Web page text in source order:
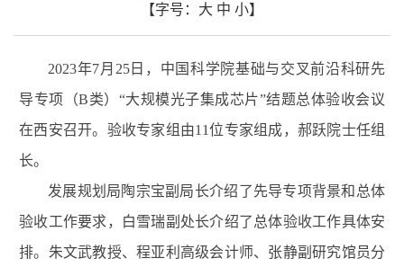
【字号： 大 中 小】
2023年7月 25日，中国科学院基础与交叉前沿科研先
导专项（B类） “大规模光子集成芯片”结题总体验收会议
在西安召开。验收专家组由11位专家组成，郝跃院士任组
长。
发展规划局陶宗宝副局长介绍了先导专项背景和总体
验收工作要求，白雪瑞副处长介绍了总体验收工作具体安
排。朱文武教授、程亚利高级会计师、张静副研究馆员分